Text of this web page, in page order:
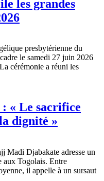
les grandes
presbytérienne du
le samedi 27 juin 2026
cérémonie a réuni les
« Le sacrifice
dignité »
Madi Djabakate adresse un
aux Togolais. Entre
il appelle à un sursaut